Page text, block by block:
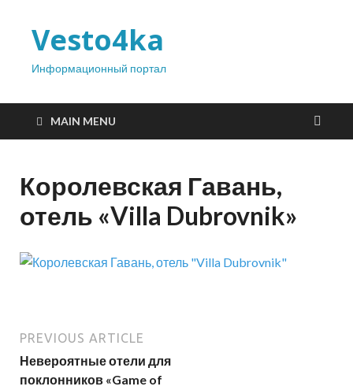
Vesto4ka
Информационный портал
MAIN MENU
Королевская Гавань,
отель «Villa Dubrovnik»
PREVIOUS ARTICLE
Невероятные отели для
поклонников «Game of